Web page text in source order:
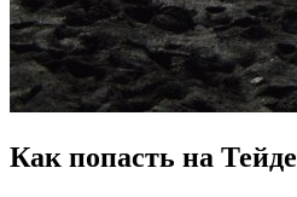
Как попасть на Тейде